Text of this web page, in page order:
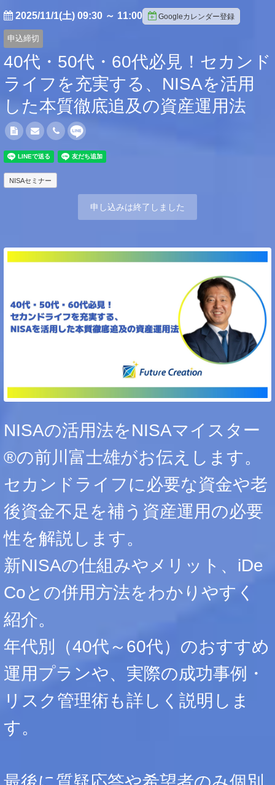
2025/11/1(土) 09:30 ～ 11:00 Googleカレンダー登録
申込締切
40代・50代・60代必見！セカンド
ライフを充実する、NISAを活用
した本質徹底追及の資産運用法
NISAセミナー
申し込みは終了しました
NISAの活用法をNISAマイスター
®の前川富士雄がお伝えします。
セカンドライフに必要な資金や老
後資金不足を補う資産運用の必要
性を解説します。
新NISAの仕組みやメリット、iDe
Coとの併用方法をわかりやすく
紹介。
年代別（40代～60代）のおすすめ
運用プランや、実際の成功事例・
リスク管理術も詳しく説明しま
す。